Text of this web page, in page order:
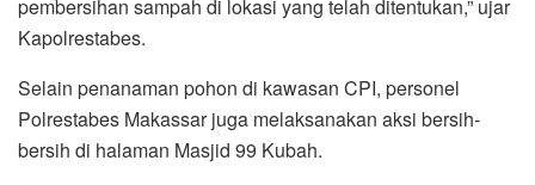
pembersihan sampah di lokasi yang telah ditentukan,” ujar
Kapolrestabes.
Selain penanaman pohon di kawasan CPI, personel
Polrestabes Makassar juga melaksanakan aksi bersih-
bersih di halaman Masjid 99 Kubah.